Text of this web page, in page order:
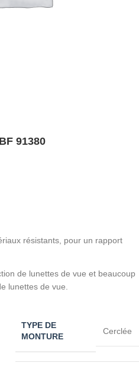
91380
résistants, pour un rapport
de lunettes de vue et beaucoup
lunettes de vue.
TYPE DE
MONTURE
Cerclée